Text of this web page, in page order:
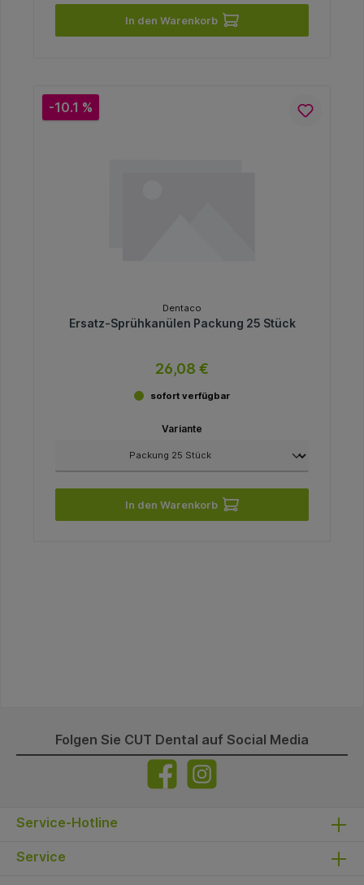
In den Warenkorb
-10.1 %
Dentaco
Ersatz-Sprühkanülen Packung 25 Stück
26,08 €
sofort verfügbar
Variante
In den Warenkorb
Folgen Sie CUT Dental auf Social Media
Service-Hotline
Service